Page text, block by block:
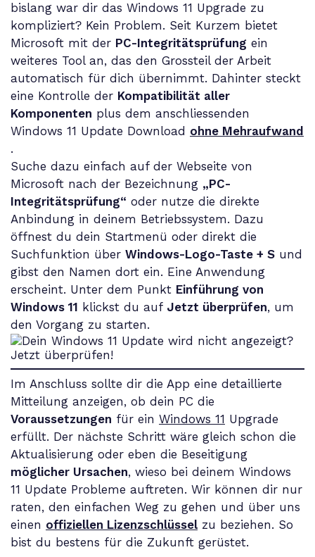
bislang war dir das Windows 11 Upgrade zu
kompliziert? Kein Problem. Seit Kurzem bietet
Microsoft mit der PC-Integritätsprüfung ein
weiteres Tool an, das den Grossteil der Arbeit
automatisch für dich übernimmt. Dahinter steckt
eine Kontrolle der Kompatibilität aller
Komponenten plus dem anschliessenden
Windows 11 Update Download ohne Mehraufwand
.
Suche dazu einfach auf der Webseite von
Microsoft nach der Bezeichnung „PC-
Integritätsprüfung“ oder nutze die direkte
Anbindung in deinem Betriebssystem. Dazu
öffnest du dein Startmenü oder direkt die
Suchfunktion über Windows-Logo-Taste + S und
gibst den Namen dort ein. Eine Anwendung
erscheint. Unter dem Punkt Einführung von
Windows 11 klickst du auf Jetzt überprüfen, um
den Vorgang zu starten.
Im Anschluss sollte dir die App eine detaillierte
Mitteilung anzeigen, ob dein PC die
Voraussetzungen für ein Windows 11 Upgrade
erfüllt. Der nächste Schritt wäre gleich schon die
Aktualisierung oder eben die Beseitigung
möglicher Ursachen, wieso bei deinem Windows
11 Update Probleme auftreten. Wir können dir nur
raten, den einfachen Weg zu gehen und über uns
einen offiziellen Lizenzschlüssel zu beziehen. So
bist du bestens für die Zukunft gerüstet.